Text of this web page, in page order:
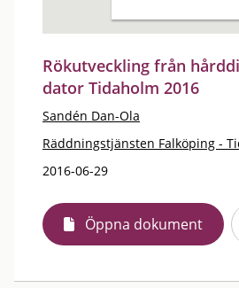
Rökutveckling från
dator Tidaholm 2016
Sandén Dan-Ola
Räddningstjänsten Falköping -
2016-06-29
Öppna dokument